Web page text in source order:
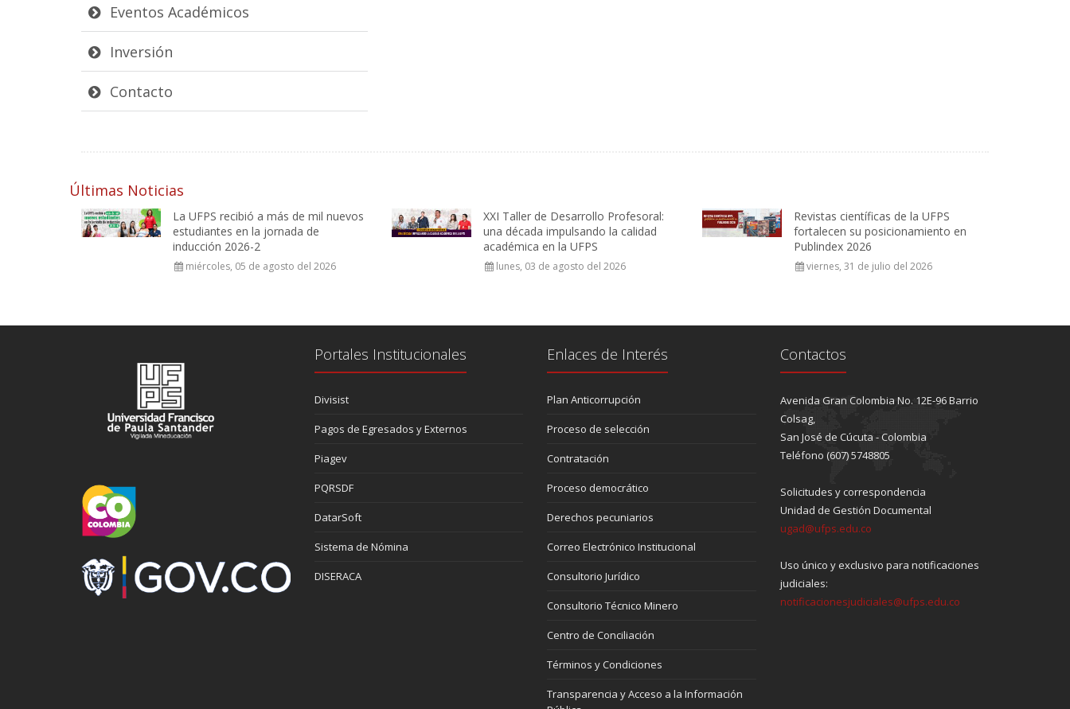
Eventos Académicos
Inversión
Contacto
Últimas Noticias
La UFPS recibió a más de mil nuevos
estudiantes en la jornada de
inducción 2026-2
miércoles, 05 de agosto del 2026
XXI Taller de Desarrollo Profesoral:
una década impulsando la calidad
académica en la UFPS
lunes, 03 de agosto del 2026
Revistas científicas de la UFPS
fortalecen su posicionamiento en
Publindex 2026
viernes, 31 de julio del 2026
Portales Institucionales
Divisist
Pagos de Egresados y Externos
Piagev
PQRSDF
DatarSoft
Sistema de Nómina
DISERACA
Enlaces de Interés
Plan Anticorrupción
Proceso de selección
Contratación
Proceso democrático
Derechos pecuniarios
Correo Electrónico Institucional
Consultorio Jurídico
Consultorio Técnico Minero
Centro de Conciliación
Términos y Condiciones
Transparencia y Acceso a la Información
Contactos
Avenida Gran Colombia No. 12E-96 Barrio
Colsag,
San José de Cúcuta - Colombia
Teléfono (607) 5748805
Solicitudes y correspondencia
Unidad de Gestión Documental
ugad@ufps.edu.co
Uso único y exclusivo para notificaciones
judiciales:
notificacionesjudiciales@ufps.edu.co